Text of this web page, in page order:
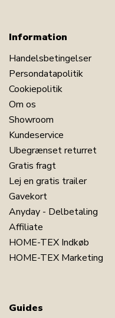
Information
Handelsbetingelser
Persondatapolitik
Cookiepolitik
Om os
Showroom
Kundeservice
Ubegrænset returret
Gratis fragt
Lej en gratis trailer
Gavekort
Anyday - Delbetaling
Affiliate
HOME-TEX Indkøb
HOME-TEX Marketing
Guides